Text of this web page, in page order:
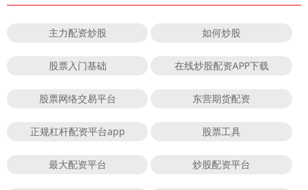
主力配资炒股 如何炒股
股票入门基础 在线炒股配资APP下载
股票网络交易平台 东营期货配资
正规杠杆配资平台app 股票工具
最大配资平台 炒股配资平台